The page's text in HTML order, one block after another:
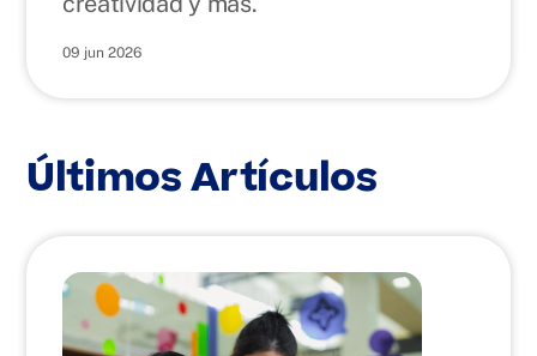
09 jun 2026
Últimos Artículos